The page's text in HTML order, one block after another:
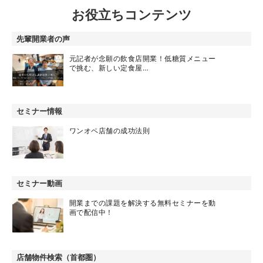
お役立ちコンテンツ
先輩開業者の声
元記者が念願の飲食店開業！低糖質メニュー
で挑む、新しい定食屋…
セミナー情報
ワンオペ店舗の成功法則
セミナー動画
開業までの課題を解決する無料セミナーを動
画で配信中！
店舗物件検索（首都圏）